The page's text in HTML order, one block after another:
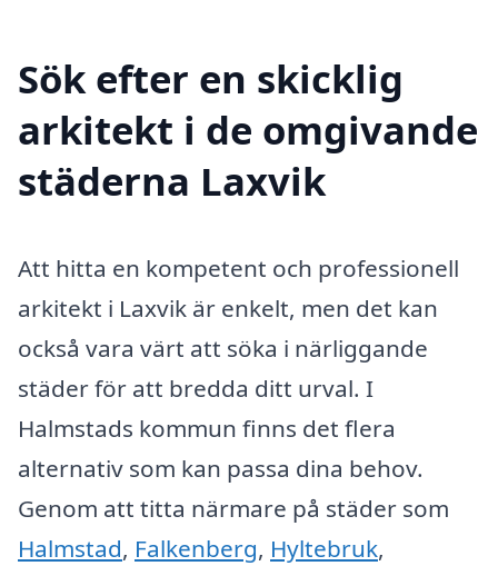
Sök efter en skicklig
arkitekt i de omgivande
städerna Laxvik
Att hitta en kompetent och professionell
arkitekt i Laxvik är enkelt, men det kan
också vara värt att söka i närliggande
städer för att bredda ditt urval. I
Halmstads kommun finns det flera
alternativ som kan passa dina behov.
Genom att titta närmare på städer som
Halmstad, Falkenberg, Hyltebruk,